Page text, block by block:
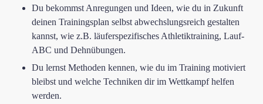
​Du bekommst Anregungen und Ideen, wie du in Zukunft
deinen Trainingsplan selbst abwechslungsreich gestalten
kannst, wie z.B. läuferspezifisches Athletiktraining, Lauf-
ABC und Dehnübungen.
​Du lernst Methoden kennen, wie du im Training motiviert
bleibst und welche Techniken dir im Wettkampf helfen
werden.